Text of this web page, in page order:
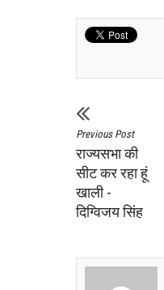
Previous Post
राज्यसभा की
सीट कर रहा हूं
खाली -
दिग्विजय सिंह